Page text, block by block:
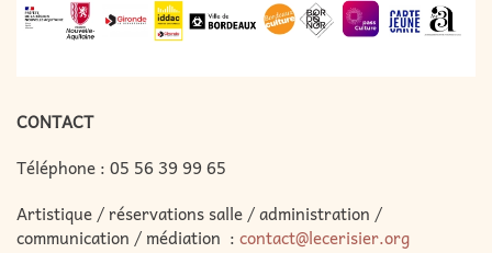
CONTACT
Téléphone : 05 56 39 99 65
Artistique / réservations salle / administration /
communication / médiation : contact@lecerisier.org